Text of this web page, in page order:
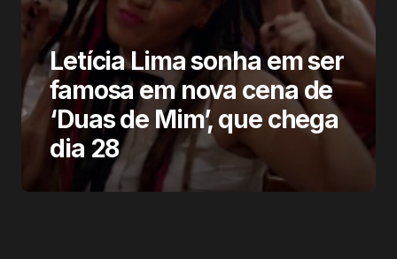
Letícia Lima sonha em ser
famosa em nova cena de
‘Duas de Mim’, que chega
dia 28